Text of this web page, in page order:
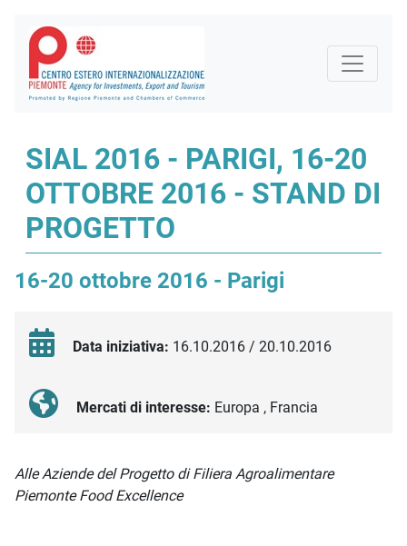
SIAL 2016 - PARIGI, 16-20
OTTOBRE 2016 - STAND DI
PROGETTO
16-20 ottobre 2016 - Parigi
Data iniziativa: 16.10.2016 / 20.10.2016
Mercati di interesse: Europa , Francia
Descrizione iniziativa
Alle Aziende del Progetto di Filiera Agroalimentare
Piemonte Food Excellence